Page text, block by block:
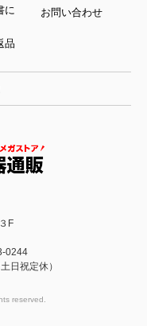
F
0244
日祝定休）
に
品
お問い合わせ
reserved.